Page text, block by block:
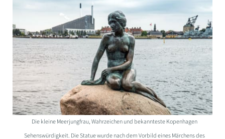
Die kleine Meerjungfrau, Wahrzeichen und bekannteste Kopenhagen
Sehenswürdigkeit. Die Statue wurde nach dem Vorbild eines Märchens des